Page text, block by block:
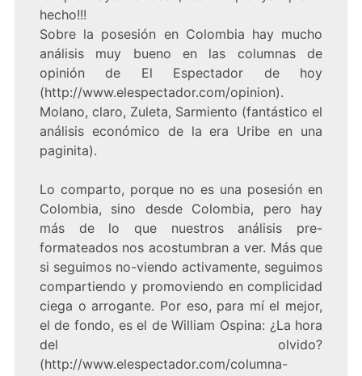
hecho!!!
Sobre la posesión en Colombia hay mucho
análisis muy bueno en las columnas de
opinión de El Espectador de hoy
(http://www.elespectador.com/opinion).
Molano, claro, Zuleta, Sarmiento (fantástico el
análisis económico de la era Uribe en una
paginita).
Lo comparto, porque no es una posesión en
Colombia, sino desde Colombia, pero hay
más de lo que nuestros análisis pre-
formateados nos acostumbran a ver. Más que
si seguimos no-viendo activamente, seguimos
compartiendo y promoviendo en complicidad
ciega o arrogante. Por eso, para mí el mejor,
el de fondo, es el de William Ospina: ¿La hora
del olvido?
(http://www.elespectador.com/columna-